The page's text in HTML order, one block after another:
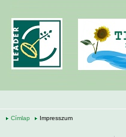
Címlap Impresszum